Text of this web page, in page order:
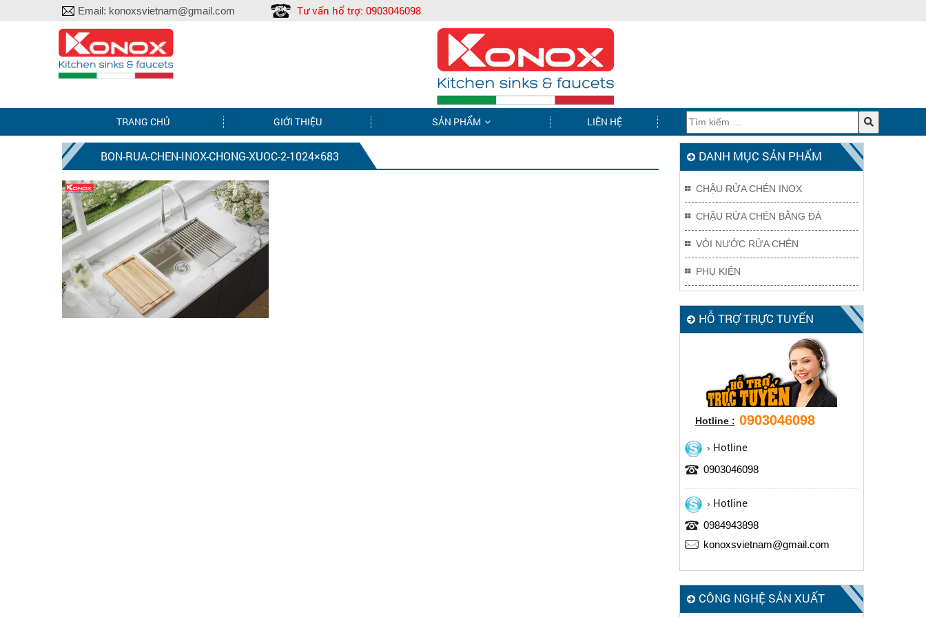
Email: konoxsvietnam@gmail.com Tư vấn hổ trợ: 0903046098
TRANG CHỦ GIỚI THIỆU SẢN PHẨM LIÊN HỆ
BON-RUA-CHEN-INOX-CHONG-XUOC-2-1024×683 DANH MỤC SẢN PHẨM
CHẬU RỬA CHÉN INOX
CHẬU RỬA CHÉN BẰNG ĐÁ
VÒI NƯỚC RỬA CHÉN
PHỤ KIỆN
HỖ TRỢ TRỰC TUYẾN
Hotline : 0903046098
Hotline
0903046098
Hotline
0984943898
konoxsvietnam@gmail.com
CÔNG NGHỆ SẢN XUẤT